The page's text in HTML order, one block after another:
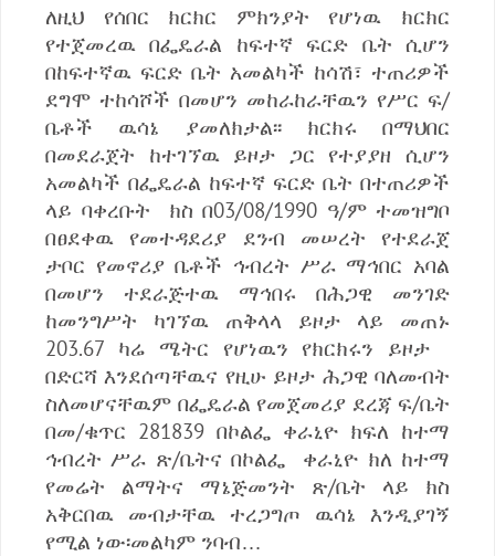
ለዚህ የሰበር ክርክር ምክንያት የሆነዉ ክርክር
የተጀመረዉ በፌዴራል ከፍተኛ ፍርድ ቤት ሲሆን
በከፍተኛዉ ፍርድ ቤት አመልካች ከሳሽ፣ ተጠሪዎች
ደግሞ ተከሳሾች በመሆን መከራከራቸዉን የሥር ፍ/
ቤቶች ዉሳኔ ያመለክታል፡፡ ክርክሩ በማህበር
በመደራጀት ከተገኘዉ ይዞታ ጋር የተያያዘ ሲሆን
አመልካች በፌዴራል ከፍተኛ ፍርድ ቤት በተጠሪዎች
ላይ ባቀረቡት ክስ በ03/08/1990 ዓ/ም ተመዝግቦ
በፀደቀዉ የመተዳደሪያ ደንብ መሠረት የተደራጀ
ታቦር የመኖሪያ ቤቶች ኅብረት ሥራ ማኅበር አባል
በመሆን ተደራጅተዉ ማኅበሩ በሕጋዊ መንገድ
ከመንግሥት ካገኘዉ ጠቅላላ ይዞታ ላይ መጠኑ
203.67 ካሬ ሜትር የሆነዉን የክርክሩን ይዞታ
በድርሻ እንደሰጣቸዉና የዚሁ ይዞታ ሕጋዊ ባለመብት
ስለመሆናቸዉም በፌዴራል የመጀመሪያ ደረጃ ፍ/ቤት
በመ/ቁጥር 281839 በኮልፌ ቀራኒዮ ክፍለ ከተማ
ኅብረት ሥራ ጽ/ቤትና በኮልፌ ቀራኒዮ ክለ ከተማ
የመሬት ልማትና ማኔጅመንት ጽ/ቤት ላይ ክስ
አቅርበዉ መብታቸዉ ተረጋግጦ ዉሳኔ እንዲያገኝ
የሚል ነው፡መልካም ንባብ…